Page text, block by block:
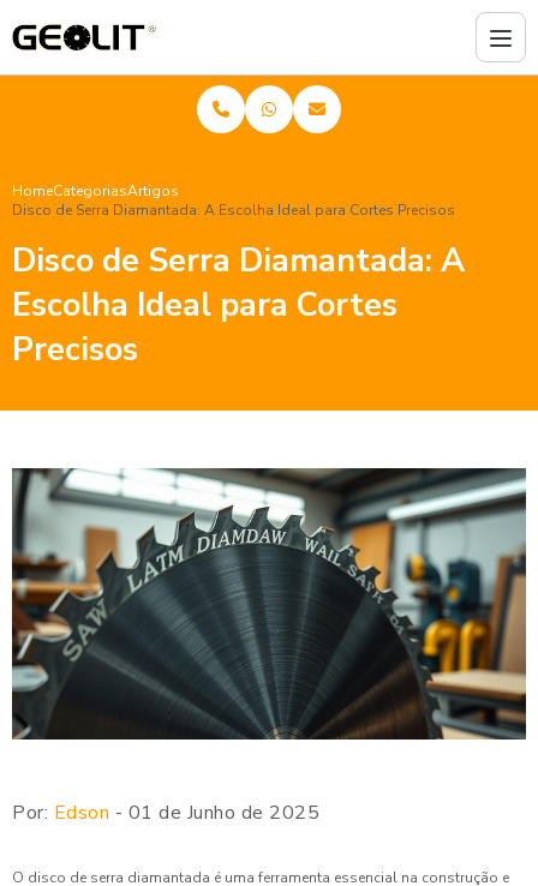
HomeCategoriasArtigos
Disco de Serra Diamantada: A Escolha Ideal para Cortes Precisos
Disco de Serra Diamantada: A
Escolha Ideal para Cortes
Precisos
Por: Edson - 01 de Junho de 2025
O disco de serra diamantada é uma ferramenta essencial na construção e